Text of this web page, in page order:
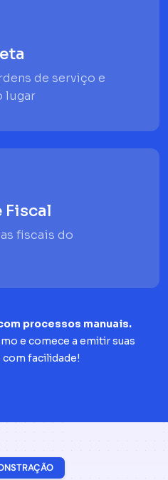
de serviço e
lugar
fiscais do
processos manuais.
e comece a emitir suas
com facilidade!